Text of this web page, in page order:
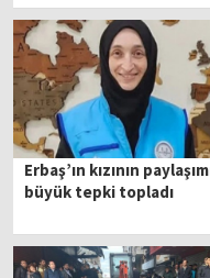
Erbaş’ın kızının
büyük tepki topladı